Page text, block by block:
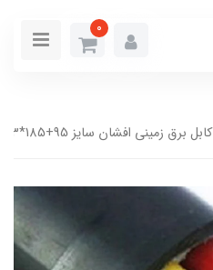
0
کابل برق زمینی افشان سایز 95+185*3